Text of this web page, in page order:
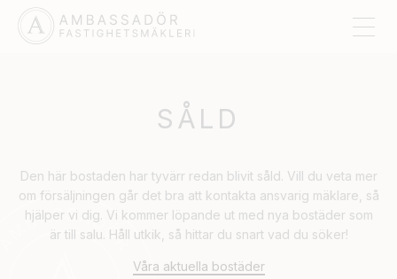
SÅLD
Den här bostaden har tyvärr redan blivit såld. Vill du veta mer
om försäljningen går det bra att kontakta ansvarig mäklare, så
hjälper vi dig. Vi kommer löpande ut med nya bostäder som
är till salu. Håll utkik, så hittar du snart vad du söker!
Våra aktuella bostäder